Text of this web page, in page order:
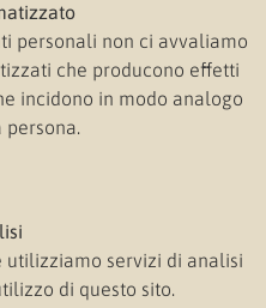
personali non ci avvaliamo
che producono effetti
incidono in modo analogo
utilizziamo servizi di analisi
di questo sito.